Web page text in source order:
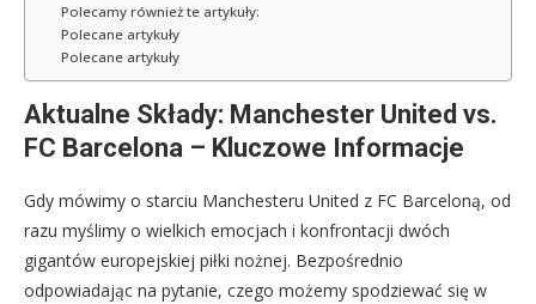
Polecamy również te artykuły:
Polecane artykuły
Polecane artykuły
Aktualne Składy: Manchester United vs.
FC Barcelona – Kluczowe Informacje
Gdy mówimy o starciu Manchesteru United z FC Barceloną, od
razu myślimy o wielkich emocjach i konfrontacji dwóch
gigantów europejskiej piłki nożnej. Bezpośrednio
odpowiadając na pytanie, czego możemy spodziewać się w